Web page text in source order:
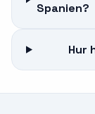
Spanien?
Hur